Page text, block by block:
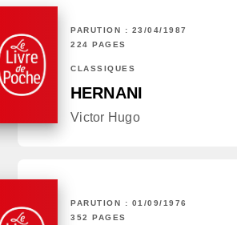
PARUTION : 23/04/1987
224 PAGES
CLASSIQUES
HERNANI
Victor Hugo
PARUTION : 01/09/1976
352 PAGES